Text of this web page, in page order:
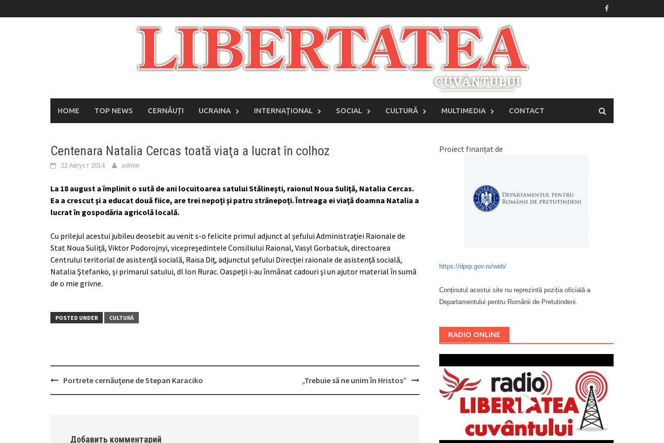
to
HOME TOP NEWS CERNĂUȚI UCRAINA INTERNAŢIONAL SOCIAL CULTURĂ MULTIMEDIA CONTACT
Centenara Natalia Cercas toată viaţa a lucrat în colhoz
22 Август 2014 admin
La 18 august a împlinit o sută de ani locuitoarea satului Stălineşti, raionul Noua Suliţă, Natalia Cercas.
Ea a crescut şi a educat două fiice, are trei nepoţi şi patru strănepoţi. Întreaga ei viaţă doamna Natalia a
lucrat în gospodăria agricolă locală.
Cu prilejul acestui jubileu deosebit au venit s-o felicite primul adjunct al şefului Administraţiei Raionale de
Stat Noua Suliţă, Viktor Podorojnyi, vicepreşedintele Consiliului Raional, Vasyl Gorbatiuk, directoarea
Centrului teritorial de asistenţă socială, Raisa Diţ, adjunctul şefului Direcţiei raionale de asistenţă socială,
Natalia Ştefanko, şi primarul satului, dl Ion Rurac. Oaspeţii i-au înmânat cadouri şi un ajutor material în sumă
de o mie grivne.
POSTED UNDER CULTURĂ
Post
Portrete cernăuţene de Stepan Karaciko „Trebuie să ne unim în Hristos”
Добавить комментарий
Proiect finanțat de
https://dprp.gov.ro/web/
Conținutul acestui site nu reprezintă poziția oficială a
Departamentului pentru Românii de Pretutindeni.
RADIO ONLINE